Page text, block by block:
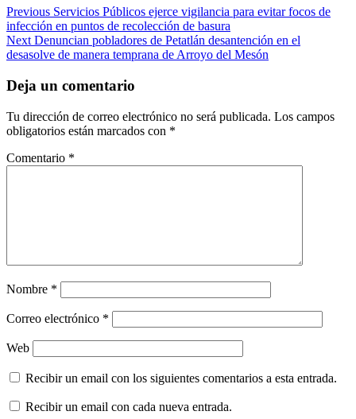
Post
navigation
Previous Servicios Públicos ejerce vigilancia para evitar focos de
infección en puntos de recolección de basura
Next Denuncian pobladores de Petatlán desantención en el
desasolve de manera temprana de Arroyo del Mesón
Deja un comentario
Tu dirección de correo electrónico no será publicada. Los campos
obligatorios están marcados con *
Comentario *
Nombre *
Correo electrónico *
Web
Recibir un email con los siguientes comentarios a esta entrada.
Recibir un email con cada nueva entrada.